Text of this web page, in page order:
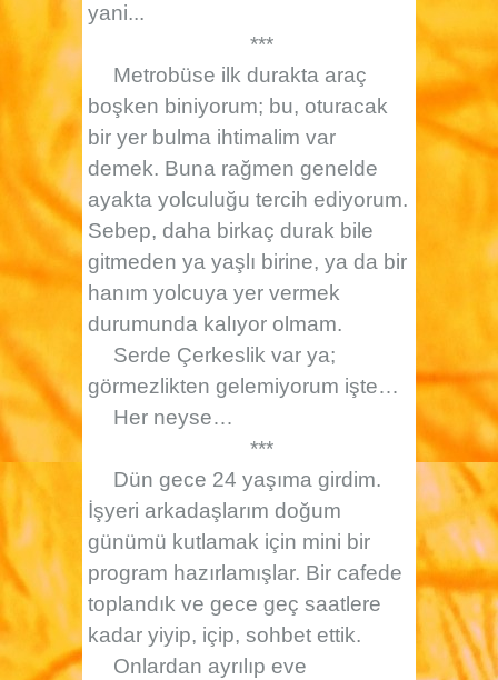
yani...
***
Metrobüse ilk durakta araç
boşken biniyorum; bu, oturacak
bir yer bulma ihtimalim var
demek. Buna rağmen genelde
ayakta yolculuğu tercih ediyorum.
Sebep, daha birkaç durak bile
gitmeden ya yaşlı birine, ya da bir
hanım yolcuya yer vermek
durumunda kalıyor olmam.
Serde Çerkeslik var ya;
görmezlikten gelemiyorum işte…
Her neyse…
***
Dün gece 24 yaşıma girdim.
İşyeri arkadaşlarım doğum
günümü kutlamak için mini bir
program hazırlamışlar. Bir cafede
toplandık ve gece geç saatlere
kadar yiyip, içip, sohbet ettik.
Onlardan ayrılıp eve